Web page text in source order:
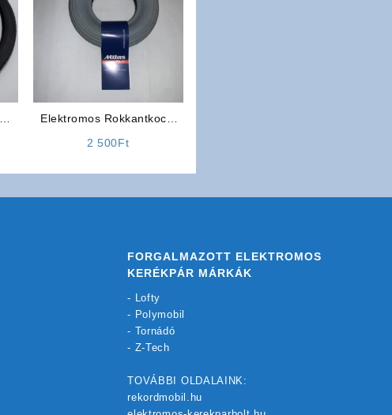
Elektromos Rokkantkocsi
(MITAS)
2 500Ft
FORGALMAZOTT ELEKTROMOS
KERÉKPÁR MÁRKÁK
- Lofty
- Polymobil
- Tornádó
- Z-Tech
TOVÁBBI OLDALAINK:
rekordmobil.hu